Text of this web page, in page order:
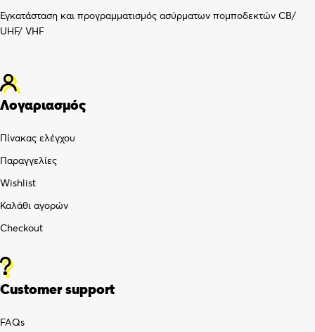
Εγκατάσταση και προγραμματισμός ασύρματων πομποδεκτών CB/
UHF/ VHF
Λογαριασμός
Πίνακας ελέγχου
Παραγγελίες
Wishlist
Καλάθι αγορών
Checkout
Customer support
FAQs